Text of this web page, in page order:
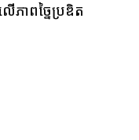
ត្រផ្នែកបច្ចេកវិទ្យា